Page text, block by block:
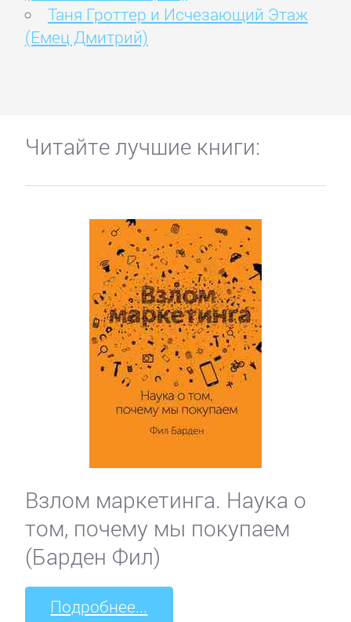
Таня Гроттер и Исчезающий Этаж
(Емец Дмитрий)
Читайте лучшие книги:
Взлом маркетинга. Наука о
том, почему мы покупаем
(Барден Фил)
Подробнее...